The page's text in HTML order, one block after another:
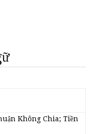
Không Chia; Tiền